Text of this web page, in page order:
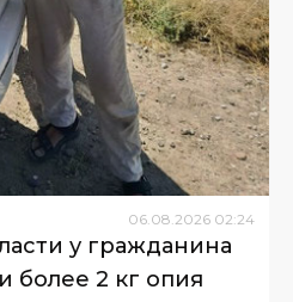
06 08 2026 02:24
у гражданина
более 2 кг опия